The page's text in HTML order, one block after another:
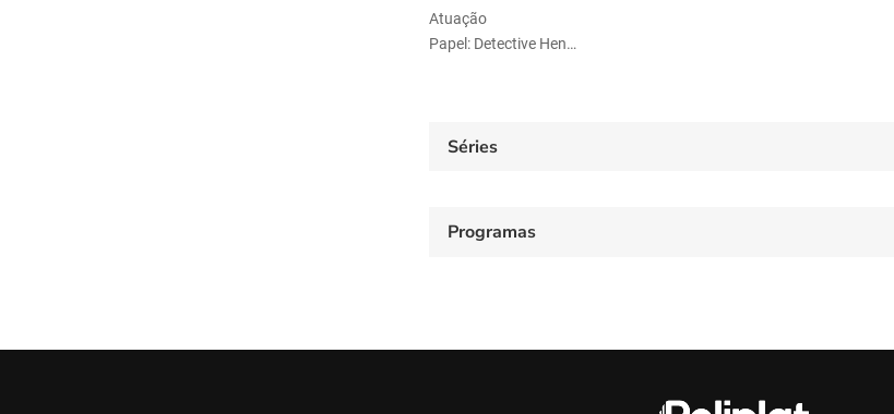
Atuação
Papel: Detective Hendrick
Séries
Programas